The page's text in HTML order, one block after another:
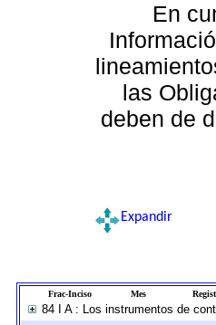
En
las
deben de
Expandir
Frac-Inciso Mes
84 I A : Los instrumentos de